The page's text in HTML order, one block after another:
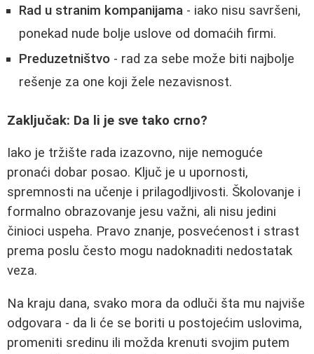
Rad u stranim kompanijama - iako nisu savršeni,
ponekad nude bolje uslove od domaćih firmi.
Preduzetništvo - rad za sebe može biti najbolje
rešenje za one koji žele nezavisnost.
Zaključak: Da li je sve tako crno?
Iako je tržište rada izazovno, nije nemoguće
pronaći dobar posao. Ključ je u upornosti,
spremnosti na učenje i prilagodljivosti. Školovanje i
formalno obrazovanje jesu važni, ali nisu jedini
činioci uspeha. Pravo znanje, posvećenost i strast
prema poslu često mogu nadoknaditi nedostatak
veza.
Na kraju dana, svako mora da odluči šta mu najviše
odgovara - da li će se boriti u postojećim uslovima,
promeniti sredinu ili možda krenuti svojim putem